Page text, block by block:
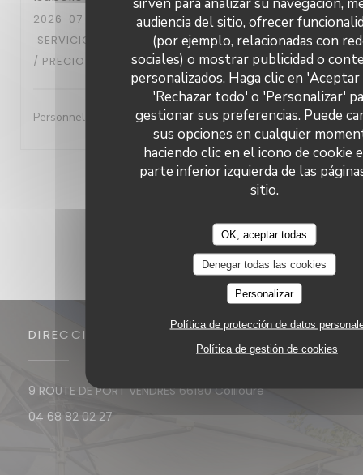
audiencia del sitio, ofrecer
(por ejemplo, relacionadas con
sociales) o mostrar publicidad o
personalizados. Haga clic en
'Rechazar todo' o 'Personalizar'
gestionar sus preferencias. Puede
sus opciones en cualquier
haciendo clic en el icono de cookie
parte inferior izquierda de las
sitio.
OK, aceptar todas
Denegar todas las cookies
Personalizar
Política de protección de datos
Política de gestión de cookies
2026-07-29
- 13:30 - INVITADOS 6
SERVICIO
AMBIENTE : 5/5 MENÚ: 5/5 CALIDAD
/ PRECIO
Personnel très accueillant- A l'écoute- excellent repas
1 2 3
DIRECCIÓN
9 ROUTE DE PORT VENDRES 66190 Collioure((abre en una
04 68 82 02 27